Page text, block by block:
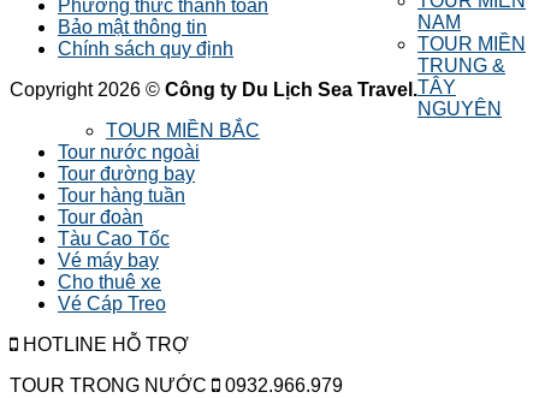
Phương thức thanh toán
Bảo mật thông tin
Chính sách quy định
Copyright 2026 © Công ty Du Lịch Sea Travel.
NAM
TOUR MIỀN
TRUNG &
TÂY
NGUYÊN
TOUR MIỀN BẮC
Tour nước ngoài
Tour đường bay
Tour hàng tuần
Tour đoàn
Tàu Cao Tốc
Vé máy bay
Cho thuê xe
Vé Cáp Treo
HOTLINE HỖ TRỢ
TOUR TRONG NƯỚC
0932.966.979